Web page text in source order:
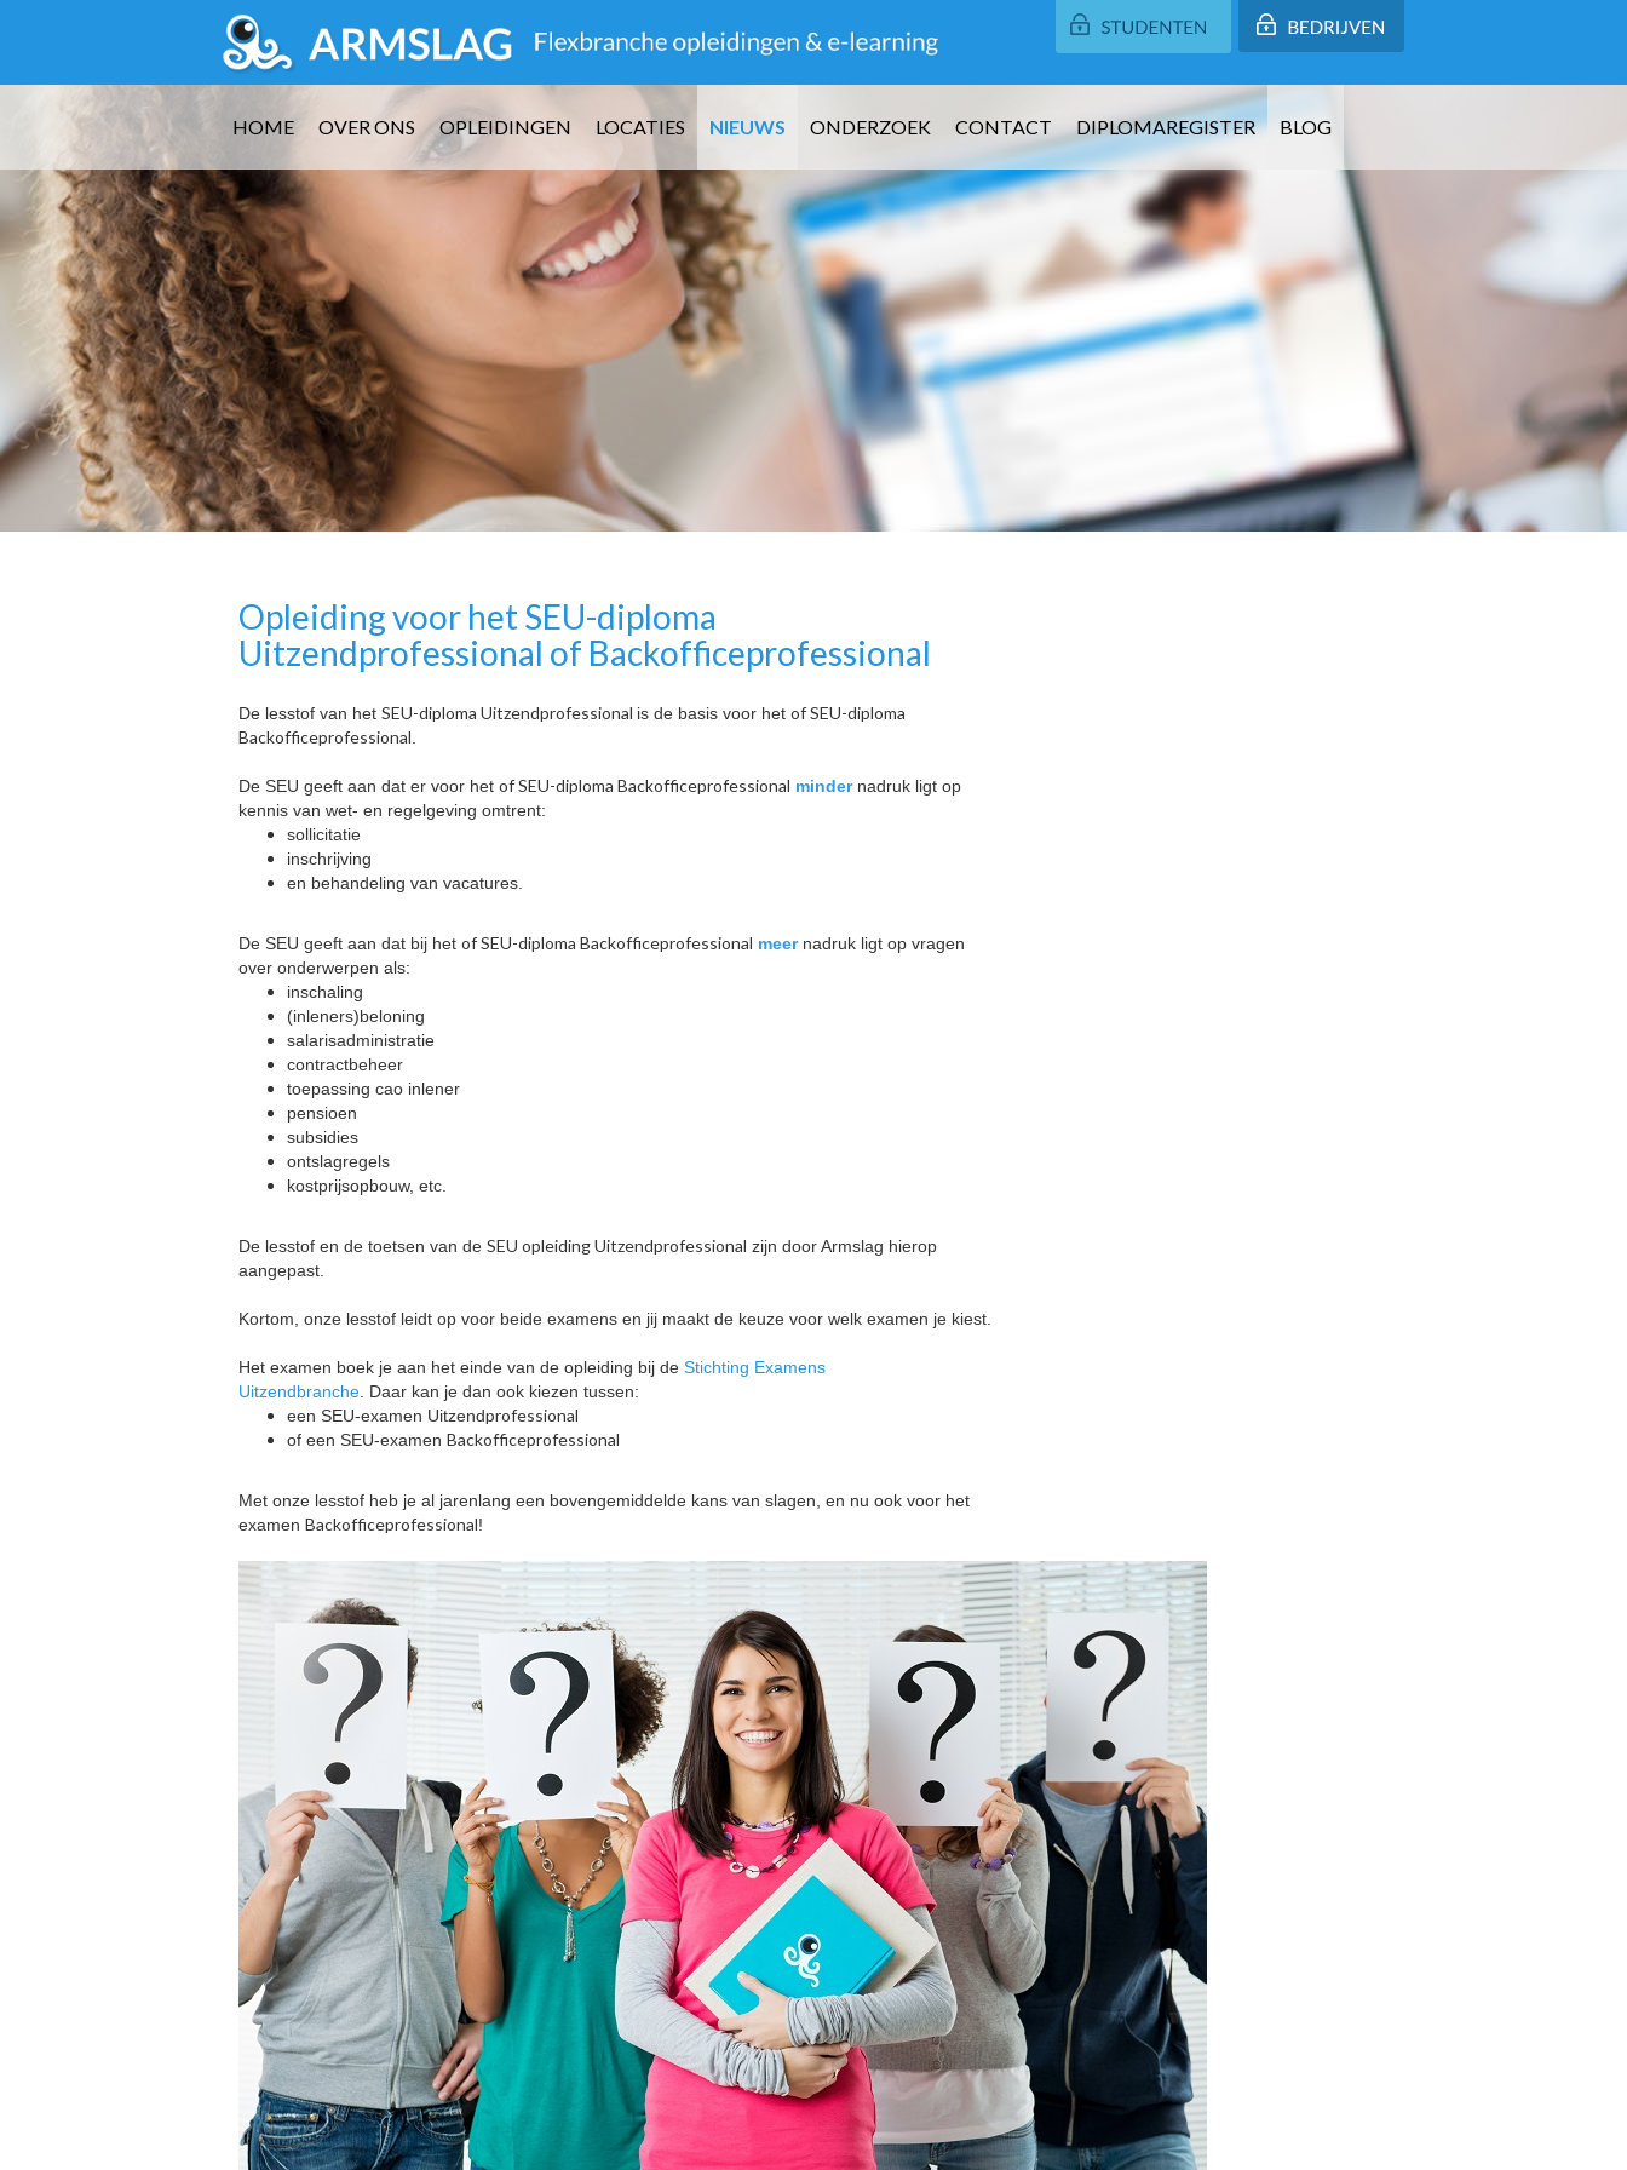
HOME OVER ONS OPLEIDINGEN LOCATIES NIEUWS ONDERZOEK CONTACT DIPLOMAREGISTER BLOG
Opleiding voor het SEU-diploma
Uitzendprofessional of Backofficeprofessional
De lesstof van het SEU-diploma Uitzendprofessional is de basis voor het of SEU-diploma
Backofficeprofessional
De SEU geeft aan dat er voor het of SEU-diploma Backofficeprofessional mindernadruk ligt op
kennis van wet- en regelgeving omtrent:
sollicitatie
inschrijving
en behandeling van vacatures.
De SEU geeft aan dat bij het of SEU-diploma Backofficeprofessional meer nadruk ligt op vragen
over onderwerpen als:
inschaling
(inleners)beloning
salarisadministratie
contractbeheer
toepassing cao inlener
pensioen
subsidies
ontslagregels
kostprijsopbouw, etc.
De lesstof en de toetsen van de SEU opleiding Uitzendprofessional zijn door Armslag hierop
aangepast.
Kortom, onze lesstof leidt op voor beide examens en jij maakt de keuze voor welk examen je kiest.
Het examen boek je aan het einde van de opleiding bij de Stichting Examens
Uitzendbranche . Daar kan je dan ook kiezen tussen:
een SEU-examen Uitzendprofessional
of een SEU-examen Backofficeprofessional
Met onze lesstof heb je al jarenlang een bovengemiddelde kans van slagen, en nu ook voor het
examen Backofficeprofessional!